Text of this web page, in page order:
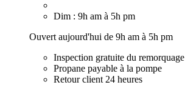
Dim : 9h am à 5h pm
Ouvert aujourd'hui de 9h am à 5h pm
Inspection gratuite du remorquage
Propane payable à la pompe
Retour client 24 heures